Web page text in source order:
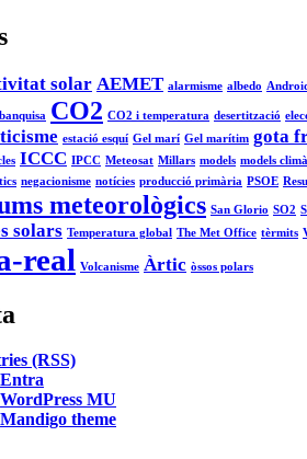
solar AEMET alarmisme albedo Android
banquisa CO2 CO2 i temperatura desertització
estació esquí Gel marí Gel marítim gota
ICCC IPCC Meteosat Millars models models
negacionisme notícies producció primària PSOE
meteorològics San Glorio SO2
solars Temperatura global The Met Office tèrmits
real Volcanisme Àrtic òssos polars
Entra
WordPress MU
Mandigo theme